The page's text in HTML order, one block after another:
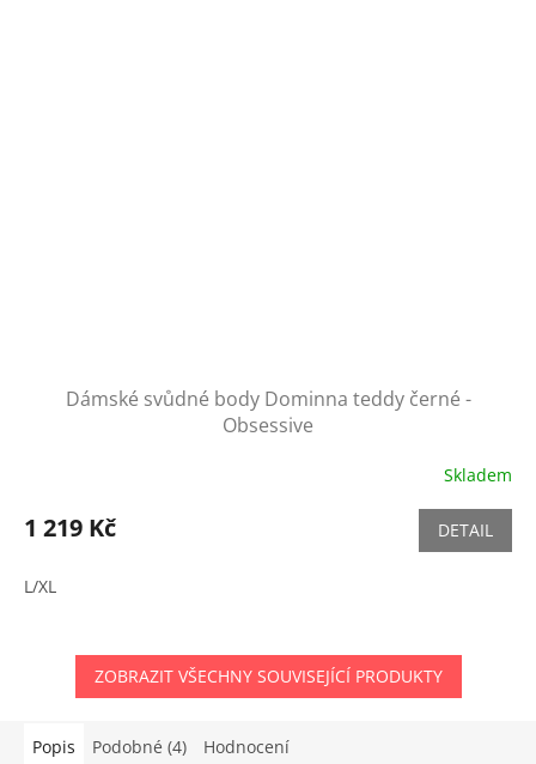
Dámské svůdné body Dominna teddy černé -
Obsessive
Skladem
1 219 Kč DETAIL
L/XL
ZOBRAZIT VŠECHNY SOUVISEJÍCÍ PRODUKTY
Popis Podobné (4) Hodnocení